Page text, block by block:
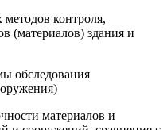
контроля,
(материалов) здания и
обследования
материалов и